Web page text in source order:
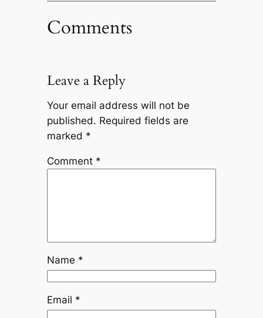
Comments
Leave a Reply
Your email address will not be
published. Required fields are
marked *
Comment *
Name *
Email *